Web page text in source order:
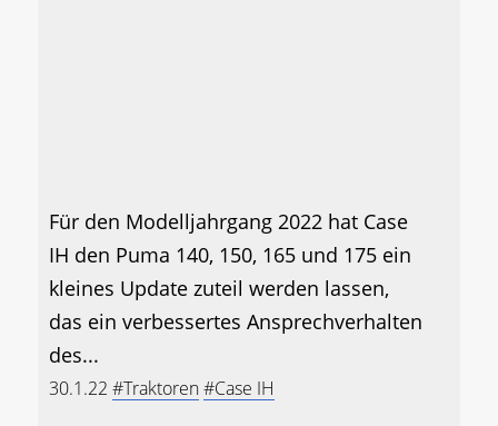
Für den Modelljahrgang 2022 hat Case
IH den Puma 140, 150, 165 und 175 ein
kleines Update zuteil werden lassen,
das ein verbessertes Ansprechverhalten
des...
30.1.22 #Traktoren#Case IH